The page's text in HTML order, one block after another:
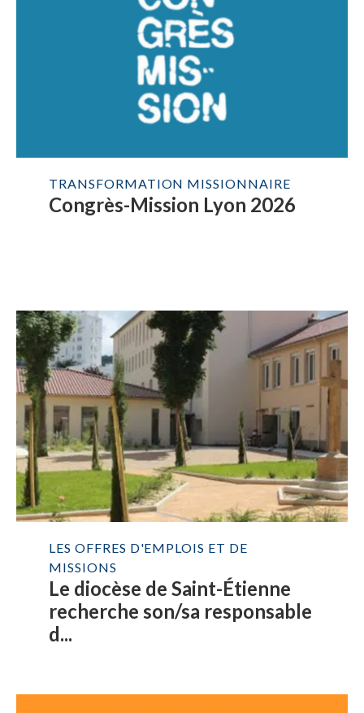
TRANSFORMATION MISSIONNAIRE
Congrès-Mission Lyon 2026
LES OFFRES D'EMPLOIS ET DE
MISSIONS
Le diocèse de Saint-Étienne
recherche son/sa responsable
d...